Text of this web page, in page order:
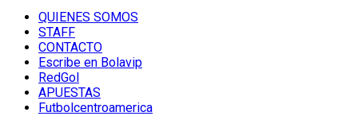
QUIENES SOMOS
STAFF
CONTACTO
Escribe en Bolavip
RedGol
APUESTAS
Futbolcentroamerica